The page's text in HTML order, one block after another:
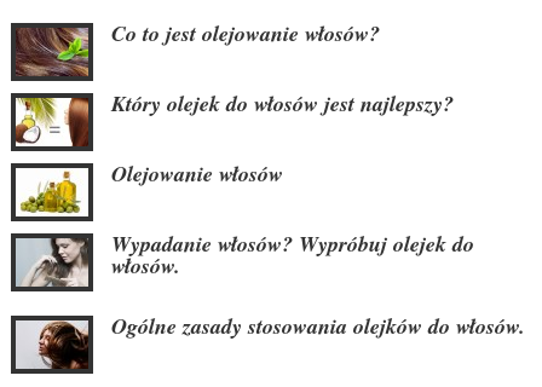
Co to jest olejowanie włosów?
Który olejek do włosów jest najlepszy?
Olejowanie włosów
Wypadanie włosów? Wypróbuj olejek do
włosów.
Ogólne zasady stosowania olejków do włosów.